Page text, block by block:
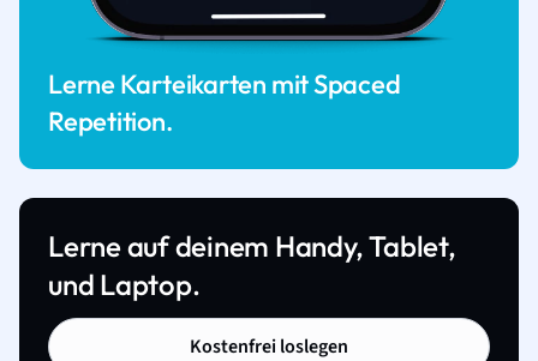
Lerne Karteikarten mit Spaced
Repetition.
Lerne auf deinem Handy, Tablet,
und Laptop.
Kostenfrei loslegen